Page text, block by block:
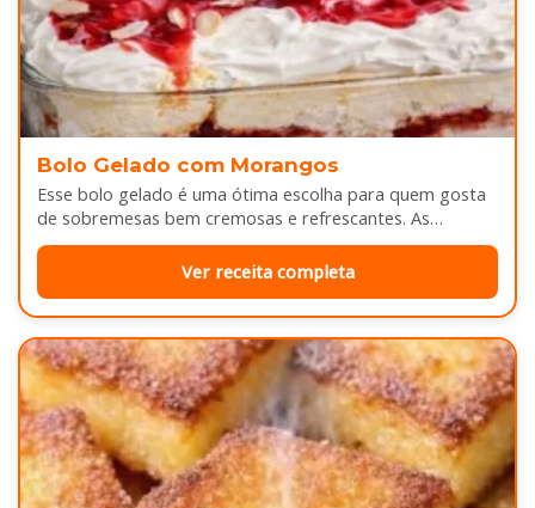
Bolo Gelado com Morangos
Esse bolo gelado é uma ótima escolha para quem gosta
de sobremesas bem cremosas e refrescantes. As
camadas de massa…
Ver receita completa